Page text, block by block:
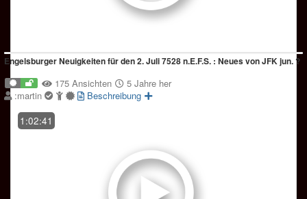
Engelsburger Neuigkeiten für den 2. Juli 7528 n.E.F.S. : Neues von JFK jun. ?
175 Ansichten
5 Jahre her
:martin
Beschreibung
1:02:41